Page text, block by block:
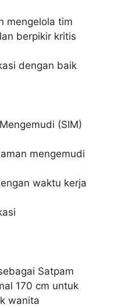
mengelola tim
berpikir kritis
dengan baik
(SIM)
mengemudi
waktu kerja
Satpam
170 cm untuk
wanita